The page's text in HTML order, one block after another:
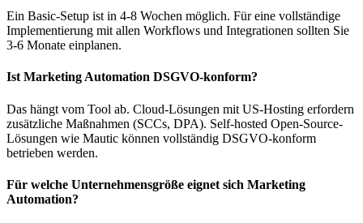
Ein Basic-Setup ist in 4-8 Wochen möglich. Für eine vollständige
Implementierung mit allen Workflows und Integrationen sollten Sie
3-6 Monate einplanen.
Ist Marketing Automation DSGVO-konform?
Das hängt vom Tool ab. Cloud-Lösungen mit US-Hosting erfordern
zusätzliche Maßnahmen (SCCs, DPA). Self-hosted Open-Source-
Lösungen wie Mautic können vollständig DSGVO-konform
betrieben werden.
Für welche Unternehmensgröße eignet sich Marketing
Automation?